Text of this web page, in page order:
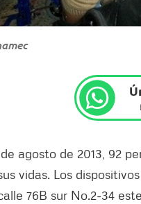
agosto de 2013, 92
vidas. Los
76B sur No.2-34